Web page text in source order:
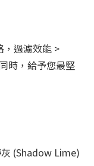
，過濾效能 >
時，給予您最堅
(Shadow Lime)